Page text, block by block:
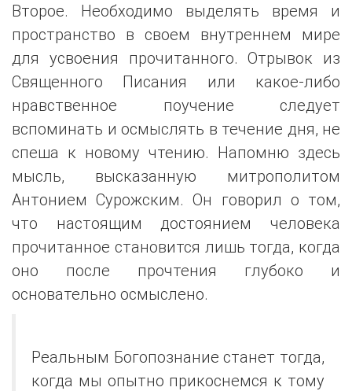
Второе. Необходимо выделять время и
пространство в своем внутреннем мире
для усвоения прочитанного. Отрывок из
Священного Писания или какое-либо
нравственное поучение следует
вспоминать и осмыслять в течение дня, не
спеша к новому чтению. Напомню здесь
мысль, высказанную митрополитом
Антонием Сурожским. Он говорил о том,
что настоящим достоянием человека
прочитанное становится лишь тогда, когда
оно после прочтения глубоко и
основательно осмыслено.
Реальным Богопознание станет тогда,
когда мы опытно прикоснемся к тому